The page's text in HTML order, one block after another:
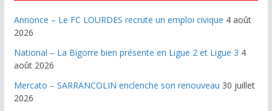
Annonce – Le FC LOURDES recrute un emploi civique 4 août
2026
National – La Bigorre bien présente en Ligue 2 et Ligue 3 4
août 2026
Mercato – SARRANCOLIN enclenche son renouveau 30 juillet
2026